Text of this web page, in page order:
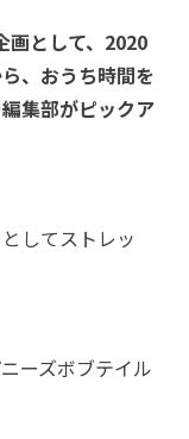
として、2020
、おうち時間を
集部がピックア
してストレッ
ーズボブテイル